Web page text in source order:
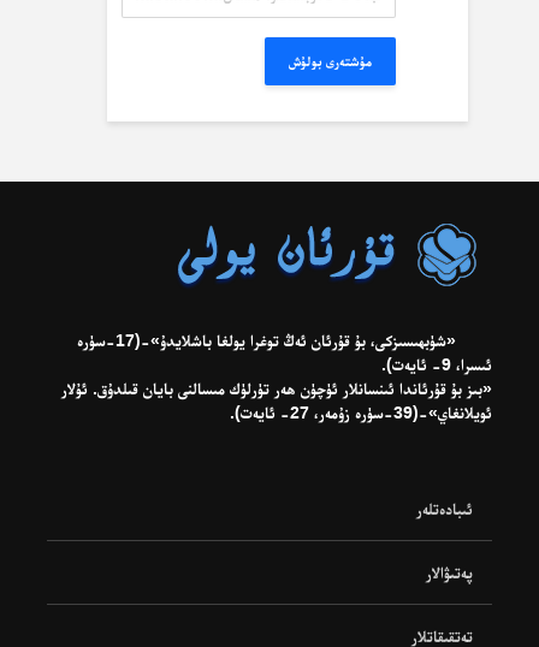
ئادرېسىڭىز.
مۇشتەرى بولۇش
«شۈبھىسىزكى، بۇ قۇرئان ئەڭ توغرا يولغا باشلايدۇ»-(17-سۈرە
ئىسرا، 9- ئايەت).
«بىز بۇ قۇرئاندا ئىنسانلار ئۈچۈن ھەر تۈرلۈك مىسالنى بايان قىلدۇق. ئۇلار
ئويلانغاي»-(39-سۈرە زۇمەر، 27- ئايەت).
ئىبادەتلەر
پەتىۋالار
تەتقىقاتلار